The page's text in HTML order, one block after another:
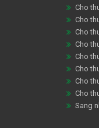
Cho
Cho
Cho
Cho
Cho
Cho
Cho
Cho
Sang